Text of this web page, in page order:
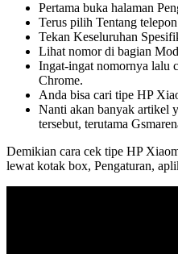
Pertama buka halaman
Terus pilih Tentang
Tekan Keseluruhan
Lihat nomor di bagian
Ingat-ingat nomornya lalu
Chrome.
Anda bisa cari tipe HP
Nanti akan banyak artikel
tersebut, terutama
Demikian cara cek tipe HP
lewat kotak box, Pengaturan,